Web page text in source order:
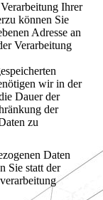
Ihrer
können Sie
Adresse an
Verarbeitung
wir in der
Dauer der
der
zu
Daten
Sie statt der